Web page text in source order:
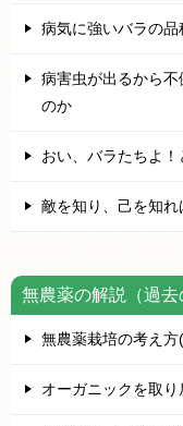
病気に強いバラの
病害虫が出るから
のか
おい、バラたちよ
敵を知り、己を知
無農薬の解説（過去
無農薬栽培の考え方
オーガニックを取り